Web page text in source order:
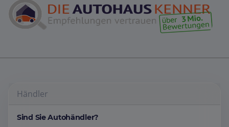
Händler
Sind Sie Autohändler?